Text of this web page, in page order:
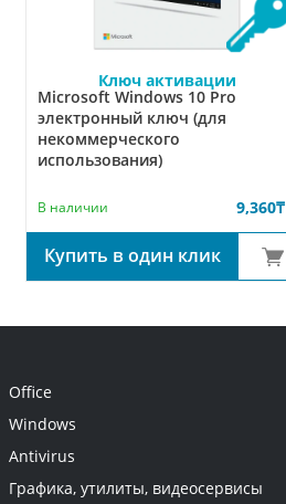
Ключ активации
Microsoft Windows 10 Pro
электронный ключ (для
некоммерческого
использования)
В наличии 9,360₸
Купить в один клик
Office
Windows
Antivirus
Графика, утилиты, видеосервисы